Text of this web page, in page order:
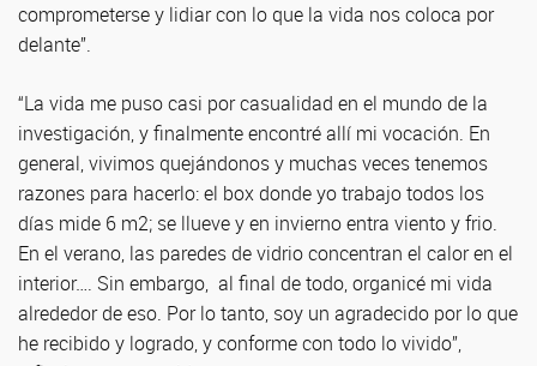
comprometerse y lidiar con lo que la vida nos coloca por
delante”.
“La vida me puso casi por casualidad en el mundo de la
investigación, y finalmente encontré allí mi vocación. En
general, vivimos quejándonos y muchas veces tenemos
razones para hacerlo: el box donde yo trabajo todos los
días mide 6 m2; se llueve y en invierno entra viento y frio.
En el verano, las paredes de vidrio concentran el calor en el
interior…. Sin embargo, al final de todo, organicé mi vida
alrededor de eso. Por lo tanto, soy un agradecido por lo que
he recibido y logrado, y conforme con todo lo vivido”,